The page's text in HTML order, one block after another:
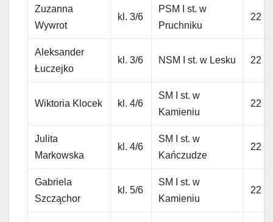
Zuzanna
Wywrot
kl. 3/6
PSM I st. w
Pruchniku
22
Aleksander
Łuczejko
kl. 3/6 NSM I st. w Lesku 22
Wiktoria Klocek kl. 4/6
SM I st. w
Kamieniu
22
Julita
Markowska
kl. 4/6
SM I st. w
Kańczudze
22
Gabriela
Szcząchor
kl. 5/6
SM I st. w
Kamieniu
22